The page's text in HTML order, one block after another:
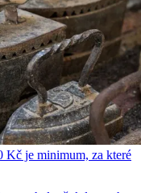
Kč je minimum, za které